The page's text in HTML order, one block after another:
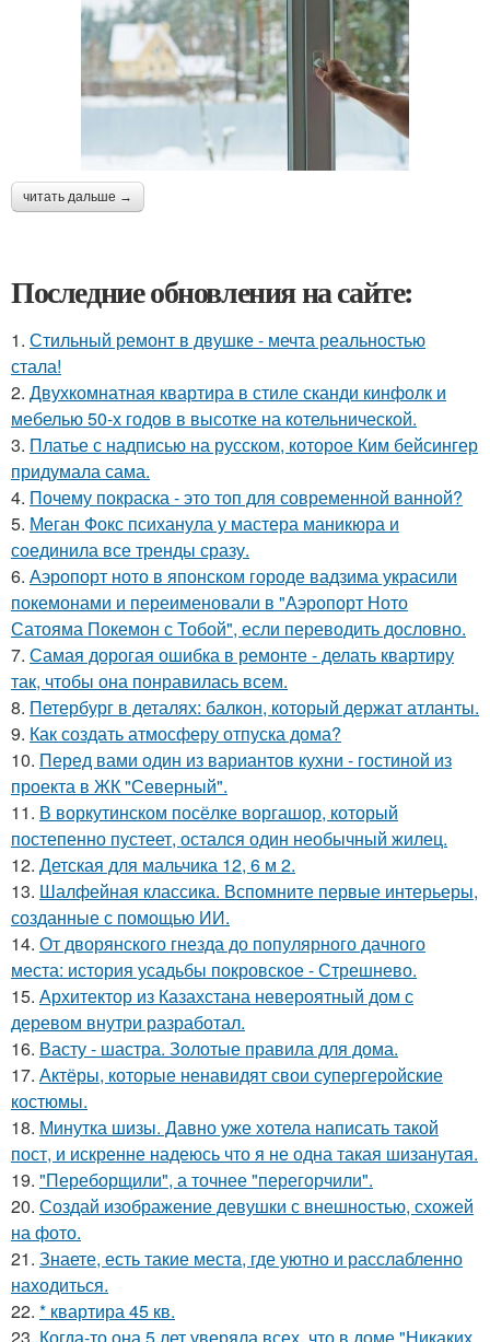
читать дальше →
Последние обновления на сайте:
1. Стильный ремонт в двушке - мечта реальностью
стала!
2. Двухкомнатная квартира в стиле сканди кинфолк и
мебелью 50-х годов в высотке на котельнической.
3. Платье с надписью на русском, которое Ким бейсингер
придумала сама.
4. Почему покраска - это топ для современной ванной?
5. Меган Фокс психанула у мастера маникюра и
соединила все тренды сразу.
6. Аэропорт ното в японском городе вадзима украсили
покемонами и переименовали в "Аэропорт Ното
Сатояма Покемон с Тобой", если переводить дословно.
7. Самая дорогая ошибка в ремонте - делать квартиру
так, чтобы она понравилась всем.
8. Петербург в деталях: балкон, который держат атланты.
9. Как создать атмосферу отпуска дома?
10. Перед вами один из вариантов кухни - гостиной из
проекта в ЖК "Северный".
11. В воркутинском посёлке воргашор, который
постепенно пустеет, остался один необычный жилец.
12. Детская для мальчика 12, 6 м 2.
13. Шалфейная классика. Вспомните первые интерьеры,
созданные с помощью ИИ.
14. От дворянского гнезда до популярного дачного
места: история усадьбы покровское - Стрешнево.
15. Архитектор из Казахстана невероятный дом с
деревом внутри разработал.
16. Васту - шастра. Золотые правила для дома.
17. Актёры, которые ненавидят свои супергеройские
костюмы.
18. Минутка шизы. Давно уже хотела написать такой
пост, и искренне надеюсь что я не одна такая шизанутая.
19. "Переборщили", а точнее "перегорчили".
20. Создай изображение девушки с внешностью, схожей
на фото.
21. Знаете, есть такие места, где уютно и расслабленно
находиться.
22. * квартира 45 кв.
23. Когда-то она 5 лет уверяла всех, что в доме "Никаких